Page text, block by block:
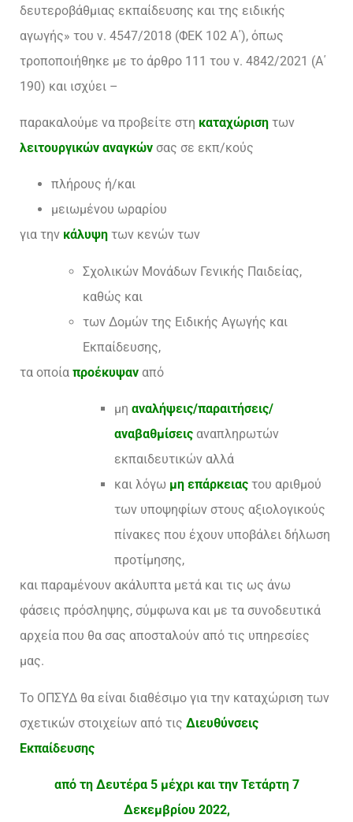
δευτεροβάθμιας εκπαίδευσης και της ειδικής
αγωγής» του ν. 4547/2018 (ΦΕΚ 102 Α΄), όπως
τροποποιήθηκε με το άρθρο 111 του ν. 4842/2021 (Α΄
190) και ισχύει –
παρακαλούμε να προβείτε στη καταχώριση των
λειτουργικών αναγκών σας σε εκπ/κούς
πλήρους ή/και
μειωμένου ωραρίου
για την κάλυψη των κενών των
Σχολικών Μονάδων Γενικής Παιδείας,
καθώς και
των Δομών της Ειδικής Αγωγής και
Εκπαίδευσης,
τα οποία προέκυψαν από
μη αναλήψεις/παραιτήσεις/
αναβαθμίσεις αναπληρωτών
εκπαιδευτικών αλλά
και λόγω μη επάρκειας του αριθμού
των υποψηφίων στους αξιολογικούς
πίνακες που έχουν υποβάλει δήλωση
προτίμησης,
και παραμένουν ακάλυπτα μετά και τις ως άνω
φάσεις πρόσληψης, σύμφωνα και με τα συνοδευτικά
αρχεία που θα σας αποσταλούν από τις υπηρεσίες
μας.
Το ΟΠΣΥΔ θα είναι διαθέσιμο για την καταχώριση των
σχετικών στοιχείων από τις Διευθύνσεις
Εκπαίδευσης
από τη Δευτέρα 5 μέχρι και την Τετάρτη 7
Δεκεμβρίου 2022,